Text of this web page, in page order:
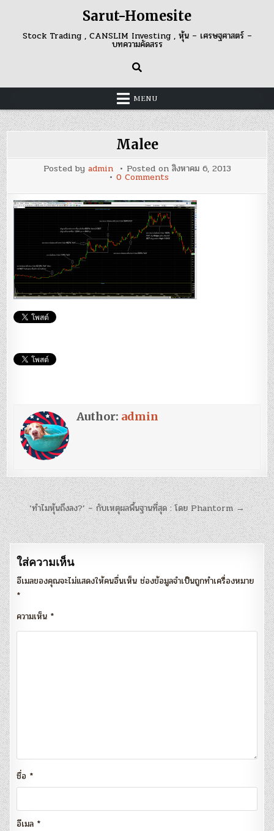
content
Sarut-Homesite
Stock Trading , CANSLIM Investing , หุ้น – เศรษฐศาสตร์ –
บทความคัดสรร
MENU
Malee
Posted by admin Posted on สิงหาคม 6, 2013
0 Commentson
Author: admin
แนะแนว
เรื่อง
‘ทำไมหุ้นถึงลง?’ – กับเหตุผลพื้นฐานที่สุด : โดย Phantorm →
ใส่ความเห็น
อีเมลของคุณจะไม่แสดงให้คนอื่นเห็น ช่องข้อมูลจำเป็นถูกทำเครื่องหมาย
*
ความเห็น *
ชื่อ *
อีเมล *